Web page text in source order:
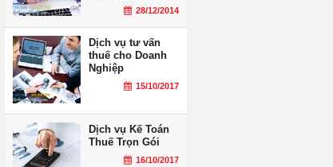
28/12/2014
Dịch vụ tư vấn
thuế cho Doanh
Nghiệp
15/10/2017
Dịch vụ Kế Toán
Thuế Trọn Gói
16/10/2017